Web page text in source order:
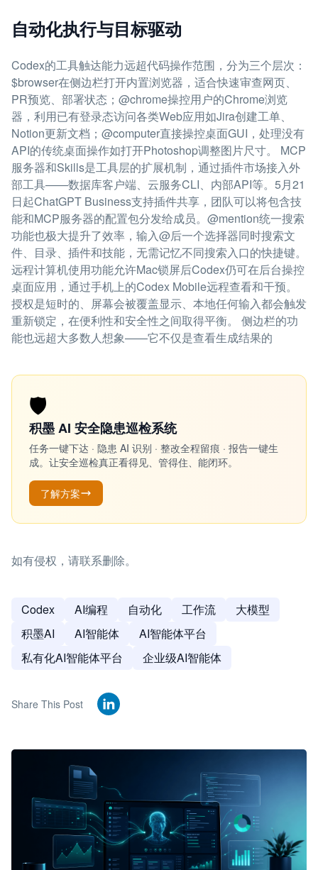
自动化执行与目标驱动
Codex的工具触达能力远超代码操作范围，分为三个层次：
$browser在侧边栏打开内置浏览器，适合快速审查网页、
PR预览、部署状态；@chrome操控用户的Chrome浏览
器，利用已有登录态访问各类Web应用如Jira创建工单、
Notion更新文档；@computer直接操控桌面GUI，处理没有
API的传统桌面操作如打开Photoshop调整图片尺寸。 MCP
服务器和Skills是工具层的扩展机制，通过插件市场接入外
部工具——数据库客户端、云服务CLI、内部API等。5月21
日起ChatGPT Business支持插件共享，团队可以将包含技
能和MCP服务器的配置包分发给成员。@mention统一搜索
功能也极大提升了效率，输入@后一个选择器同时搜索文
件、目录、插件和技能，无需记忆不同搜索入口的快捷键。
远程计算机使用功能允许Mac锁屏后Codex仍可在后台操控
桌面应用，通过手机上的Codex Mobile远程查看和干预。
授权是短时的、屏幕会被覆盖显示、本地任何输入都会触发
重新锁定，在便利性和安全性之间取得平衡。 侧边栏的功
能也远超大多数人想象——它不仅是查看生成结果的
🛡️
积墨 AI 安全隐患巡检系统
任务一键下达 · 隐患 AI 识别 · 整改全程留痕 · 报告一键生
成。让安全巡检真正看得见、管得住、能闭环。
了解方案
如有侵权，请联系删除。
Codex AI编程 自动化 工作流
大模型
积墨AI
AI智能体
AI智能体平台
私有化AI智能体平台
企业级AI智能体
Share This Post